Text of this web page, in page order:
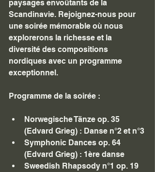
paysages envoûtants de la
Scandinavie. Rejoignez-nous pour
une soirée mémorable où nous
explorerons la richesse et la
diversité des compositions
nordiques avec un programme
exceptionnel.
Programme de la soirée :
Norwegische Tänze op. 35
(Edvard Grieg) : Danse n°2 et n°3
Symphonic Dances op. 64
(Edvard Grieg) : 1ère danse
Sweedish Rhapsody n°1 op. 19